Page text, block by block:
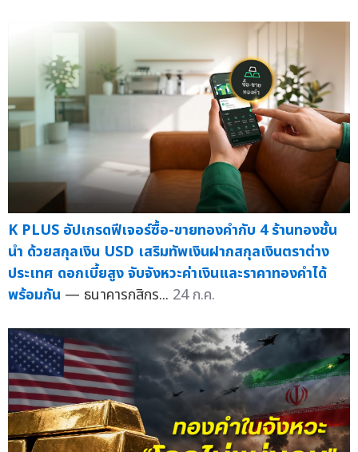
K PLUS อัปเกรดฟีเจอร์ซื้อ-ขายทองคำกับ 4 ร้านทองชั้น
นำ ด้วยสกุลเงิน USD เสริมทัพเงินฝากสกุลเงินตราต่าง
ประเทศ ดอกเบี้ยสูง จับจังหวะค่าเงินและราคาทองคำได้
พร้อมกัน — ธนาคารกสิกร... 24 ก.ค.